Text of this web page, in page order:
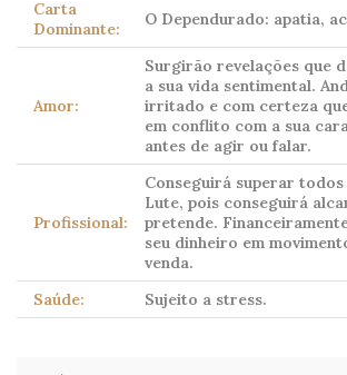
Carta
Dominante:
O Dependurado: apatia,
Amor:
Surgirão revelações que
a sua vida sentimental.
irritado e com certeza
em conflito com a sua
antes de agir ou falar.
Profissional:
Conseguirá superar
Lute, pois conseguirá
pretende.
seu dinheiro em
venda.
Saúde:
Sujeito a stress.